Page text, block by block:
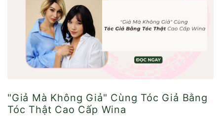
"Giả Mà Không Giả" Cùng Tóc Giả Bằng
Tóc Thật Cao Cấp Wina